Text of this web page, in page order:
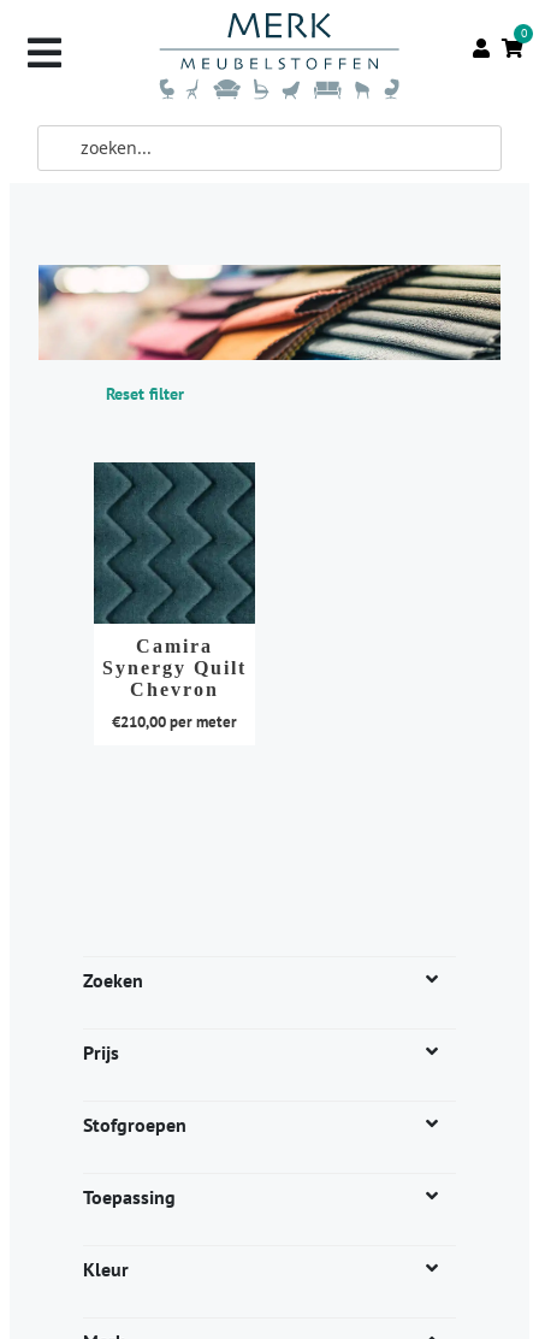
0
Zoeken
Prijs
Stofgroepen
Toepassing
Kleur
Reset filter
Camira
Synergy Quilt
Chevron
€210,00per meter
kan
op
productpagina